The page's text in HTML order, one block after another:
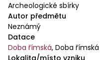
Archeologické sbírky
Autor předmětu
Neznámý
Datace
Doba římská, Doba římská